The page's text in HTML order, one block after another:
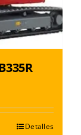
Detalles